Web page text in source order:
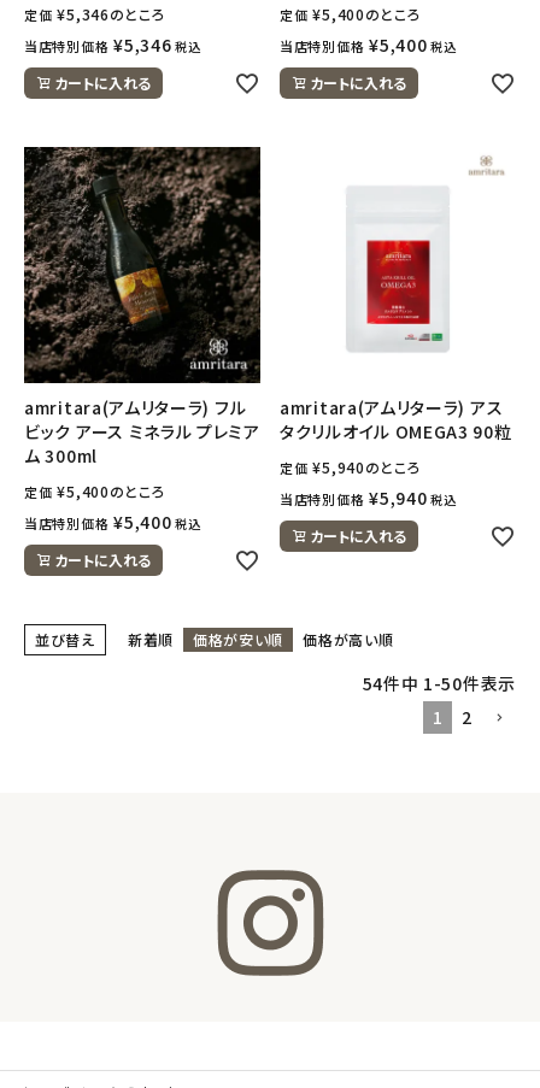
定価 ¥5,346のところ
当店特別価格 ¥5,346 税込
カートに入れる
定価 ¥5,400のところ
当店特別価格 ¥5,400 税込
カートに入れる
amritara(アムリターラ) フル
ビック アース ミネラル プレミア
ム 300ml
定価 ¥5,400のところ
当店特別価格 ¥5,400 税込
カートに入れる
amritara(アムリターラ) アス
タクリルオイル OMEGA3 90粒
定価 ¥5,940のところ
当店特別価格 ¥5,940 税込
カートに入れる
並び替え 新着順 価格が安い順 価格が高い順
54件中 1-50件表示
1
2